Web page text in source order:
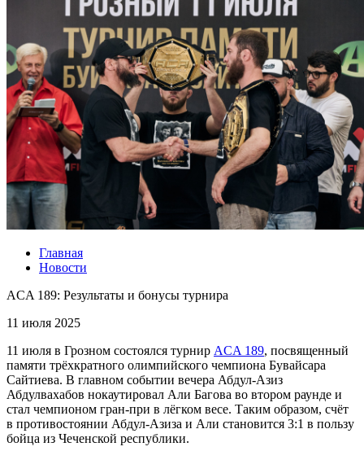
Главная
Новости
ACA 189: Результаты и бонусы турнира
11 июля 2025
11 июля в Грозном состоялся турнир ACA 189, посвященный
памяти трёхкратного олимпийского чемпиона Бувайсара
Сайтиева. В главном событии вечера Абдул-Азиз
Абдулвахабов нокаутировал Али Багова во втором раунде и
стал чемпионом гран-при в лёгком весе. Таким образом, счёт
в противостоянии Абдул-Азиза и Али становится 3:1 в пользу
бойца из Чеченской республики.